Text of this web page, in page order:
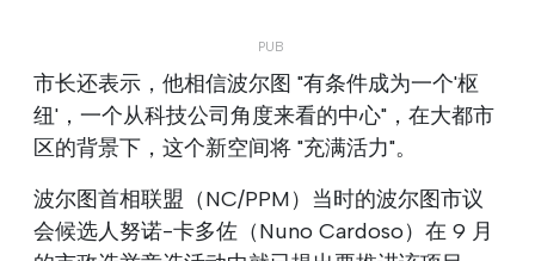
市长还表示，他相信波尔图 "有条件成为一个'枢
纽'，一个从科技公司角度来看的中心"，在大都市
区的背景下，这个新空间将 "充满活力"。
波尔图首相联盟（NC/PPM）当时的波尔图市议
会候选人努诺-卡多佐（Nuno Cardoso）在 9 月